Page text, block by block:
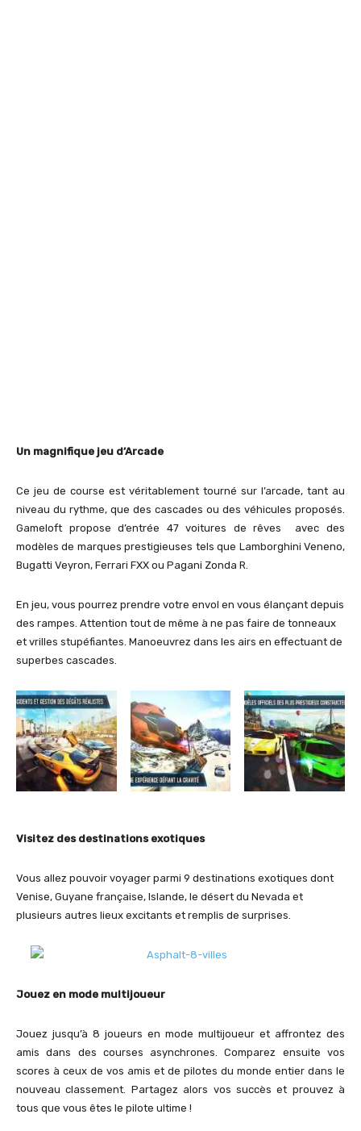
Un magnifique jeu d’Arcade
Ce jeu de course est véritablement tourné sur l’arcade, tant au
niveau du rythme, que des cascades ou des véhicules proposés.
Gameloft propose d’entrée 47 voitures de rêves avec des
modèles de marques prestigieuses tels que Lamborghini Veneno,
Bugatti Veyron, Ferrari FXX ou Pagani Zonda R.
En jeu, vous pourrez prendre votre envol en vous élançant depuis
des rampes. Attention tout de même à ne pas faire de tonneaux
et vrilles stupéfiantes. Manoeuvrez dans les airs en effectuant de
superbes cascades.
Visitez des destinations exotiques
Vous allez pouvoir voyager parmi 9 destinations exotiques dont
Venise, Guyane française, Islande, le désert du Nevada et
plusieurs autres lieux excitants et remplis de surprises.
Jouez en mode multijoueur
Jouez jusqu’à 8 joueurs en mode multijoueur et affrontez des
amis dans des courses asynchrones. Comparez ensuite vos
scores à ceux de vos amis et de pilotes du monde entier dans le
nouveau classement. Partagez alors vos succès et prouvez à
tous que vous êtes le pilote ultime !